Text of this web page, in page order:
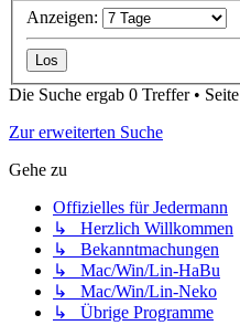
Anzeigen:
Die Suche ergab 0 Treffer • Seite
Zur erweiterten Suche
Gehe zu
Offizielles für Jedermann
↳ Herzlich Willkommen
↳ Bekanntmachungen
↳ Mac/Win/Lin-HaBu
↳ Mac/Win/Lin-Neko
↳ Übrige Programme